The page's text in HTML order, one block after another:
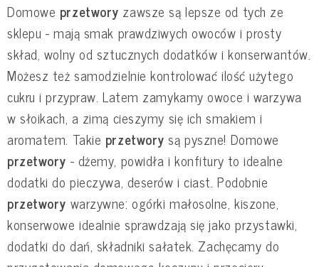
Domowe przetwory zawsze są lepsze od tych ze
sklepu - mają smak prawdziwych owoców i prosty
skład, wolny od sztucznych dodatków i konserwantów.
Możesz też samodzielnie kontrolować ilość użytego
cukru i przypraw. Latem zamykamy owoce i warzywa
w słoikach, a zimą cieszymy się ich smakiem i
aromatem. Takie przetwory są pyszne! Domowe
przetwory - dżemy, powidła i konfitury to idealne
dodatki do pieczywa, deserów i ciast. Podobnie
przetwory warzywne: ogórki małosolne, kiszone,
konserwowe idealnie sprawdzają się jako przystawki,
dodatki do dań, składniki sałatek. Zachęcamy do